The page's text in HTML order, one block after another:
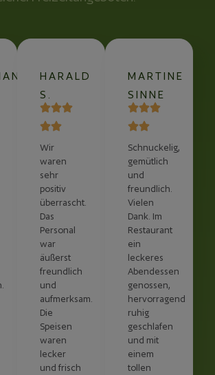
HARALD
S.
Wir
waren
sehr
positiv
überrascht.
Das
Personal
war
äußerst
freundlich
und
aufmerksam.
Die
Speisen
waren
lecker
und frisch
MARTINE
SINNE
Schnuckelig,
gemütlich
und
freundlich.
Vielen
Dank. Im
Restaurant
ein
leckeres
Abendessen
genossen,
hervorragend
ruhig
geschlafen
und mit
einem
tollen